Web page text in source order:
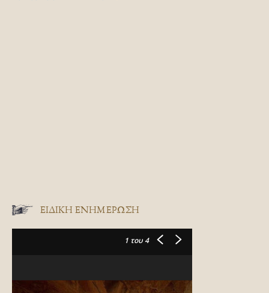
ΕΙΔΙΚΉ ΕΝΗΜΈΡΩΣΗ
1 του 4